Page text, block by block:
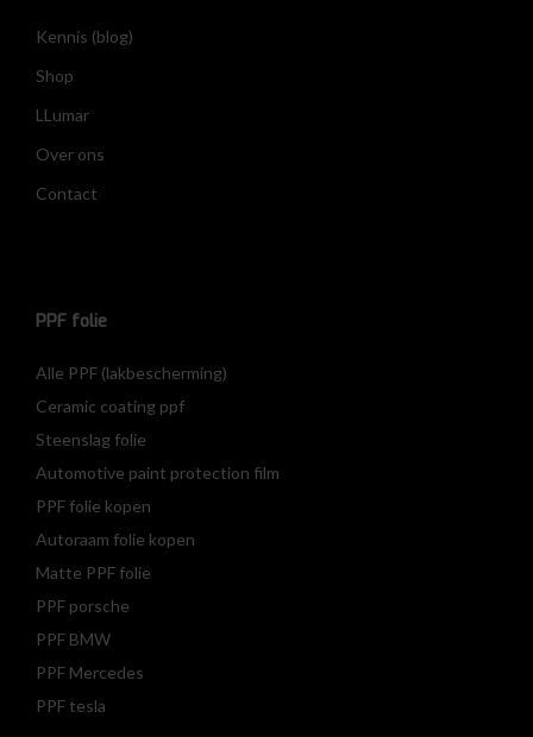
Kennis (blog)
Shop
LLumar
Over ons
Contact
PPF folie
Alle PPF (lakbescherming)
Ceramic coating ppf
Steenslag folie
Automotive paint protection film
PPF folie kopen
Autoraam folie kopen
Matte PPF folie
PPF porsche
PPF BMW
PPF Mercedes
PPF tesla